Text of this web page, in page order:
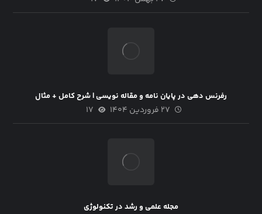
رفرنس دهی در پایان نامه و مقاله نویسی | شرح کامل + مثال
۲۷ فروردین ۱۴۰۴ ۱۷
مجله علمی و رشد در تکنولوژی